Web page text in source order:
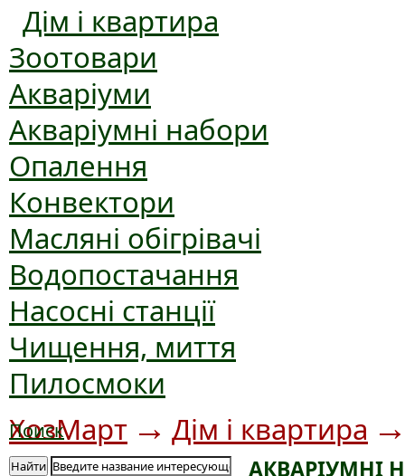
Дім і квартира
Зоотовари
Акваріуми
Акваріумні набори
Опалення
Конвектори
Масляні обігрівачі
Водопостачання
Насосні станції
Чищення, миття
Пилосмоки
Поиск
Найти
ХозМарт → Дім і квартира
АКВАРІУМНІ